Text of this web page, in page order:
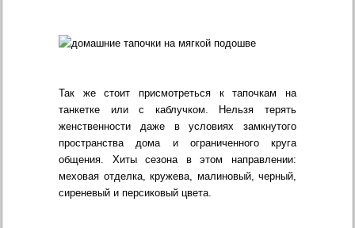
Так же стоит присмотреться к тапочкам на
танкетке или с каблучком. Нельзя терять
женственности даже в условиях замкнутого
пространства дома и ограниченного круга
общения. Хиты сезона в этом направлении:
меховая отделка, кружева, малиновый, черный,
сиреневый и персиковый цвета.